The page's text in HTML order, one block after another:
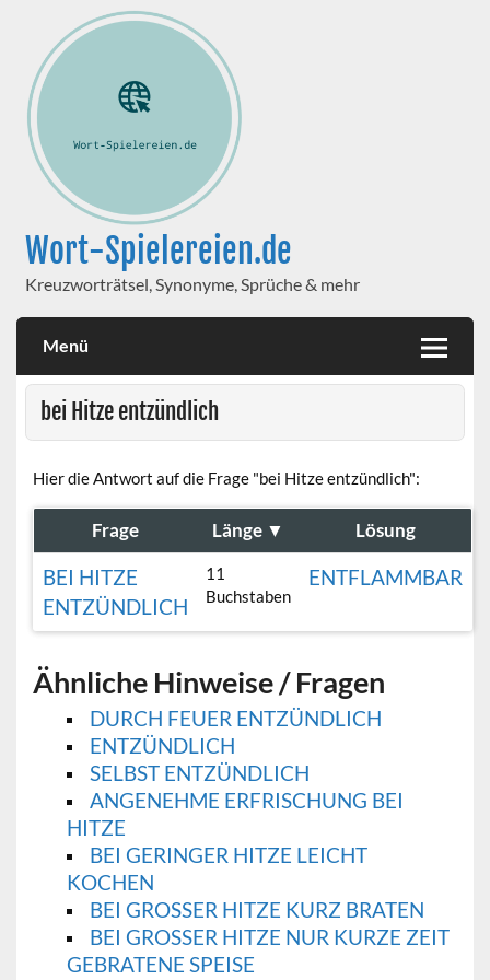
Wort-Spielereien.de
Kreuzworträtsel, Synonyme, Sprüche & mehr
Menü
bei Hitze entzündlich
Hier die Antwort auf die Frage "bei Hitze entzündlich":
Frage Länge ▼ Lösung
BEI HITZE
ENTZÜNDLICH
11
Buchstaben
ENTFLAMMBAR
Ähnliche Hinweise / Fragen
DURCH FEUER ENTZÜNDLICH
ENTZÜNDLICH
SELBST ENTZÜNDLICH
ANGENEHME ERFRISCHUNG BEI
HITZE
BEI GERINGER HITZE LEICHT
KOCHEN
BEI GROSSER HITZE KURZ BRATEN
BEI GROSSER HITZE NUR KURZE ZEIT G
EBRATENE SPEISE